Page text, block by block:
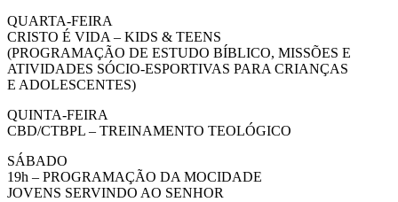
QUARTA-FEIRA
CRISTO É VIDA – KIDS & TEENS
(PROGRAMAÇÃO DE ESTUDO BÍBLICO, MISSÕES E
ATIVIDADES SÓCIO-ESPORTIVAS PARA CRIANÇAS
E ADOLESCENTES)
QUINTA-FEIRA
CBD/CTBPL – TREINAMENTO TEOLÓGICO
SÁBADO
19h – PROGRAMAÇÃO DA MOCIDADE
JOVENS SERVINDO AO SENHOR